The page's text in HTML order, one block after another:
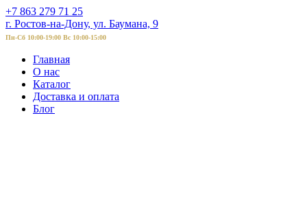
+7 863 279 71 25
г. Ростов-на-Дону, ул. Баумана, 9
Пн-Сб 10:00-19:00 Вс 10:00-15:00
Главная
О нас
Каталог
Доставка и оплата
Блог